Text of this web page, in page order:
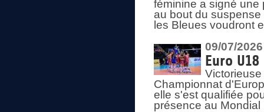
féminine a signé une
au bout du
les Bleues voudront
09/07/2026
Euro
Championnat
elle s'est qualifiée
présence au